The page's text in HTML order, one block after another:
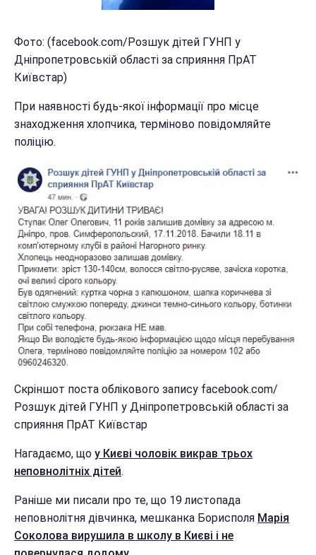
Фото: (facebook.com/Розшук дітей ГУНП у
Дніпропетровській області за сприяння ПрАТ
Київстар)
При наявності будь-якої інформації про місце
знаходження хлопчика, терміново повідомляйте
поліцію.
Скріншот поста облікового запису facebook.com/
Розшук дітей ГУНП у Дніпропетровській області за
сприяння ПрАТ Київстар
Нагадаємо, що у Києві чоловік викрав трьох
неповнолітніх дітей.
Раніше ми писали про те, що 19 листопада
неповнолітня дівчинка, мешканка Борисполя Марія
Соколова вирушила в школу в Києві і не